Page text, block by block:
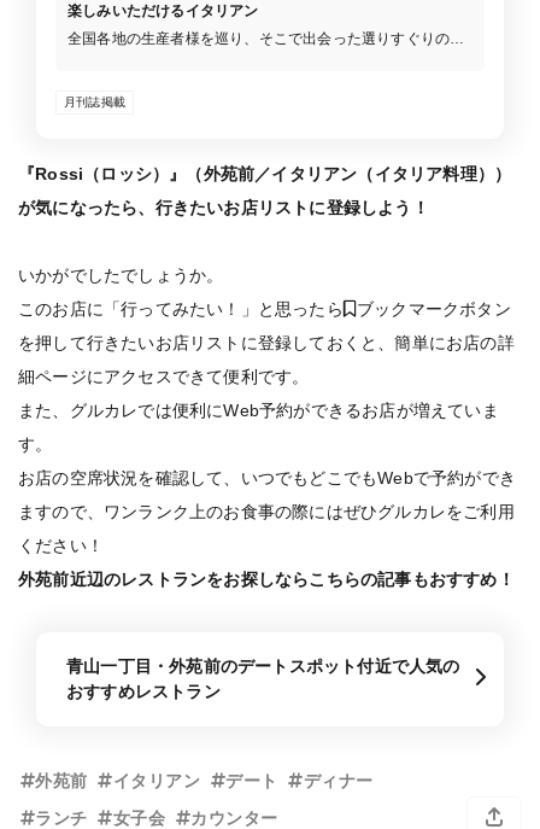
楽しみいただけるイタリアン
全国各地の生産者様を巡り、そこで出会った選りすぐりの食
臨場感を感じることができ、全面窓に面したお席からは、東
遊び心のあるナチュールワイン、新進気鋭の酒造まで幅広く
月刊誌掲載
『Rossi（ロッシ）』（外苑前／イタリアン（イタリア料理））
が気になったら、行きたいお店リストに登録しよう！
いかがでしたでしょうか。
このお店に「行ってみたい！」と思ったら
ブックマークボタン
を押して行きたいお店リストに登録しておくと、簡単にお店の詳
細ページにアクセスできて便利です。
また、グルカレでは便利にWeb予約ができるお店が増えていま
す。
お店の空席状況を確認して、いつでもどこでもWebで予約ができ
ますので、ワンランク上のお食事の際にはぜひグルカレをご利用
ください！
外苑前近辺のレストランをお探しならこちらの記事もおすすめ！
青山一丁目・外苑前のデートスポット付近で人気の
おすすめレストラン
外苑前 イタリアン デート
ディナー
ランチ
女子会
カウンター